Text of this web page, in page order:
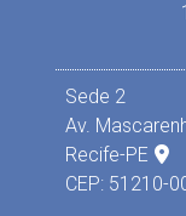
Sede 2
Av.
Recife-PE
CEP: 51210-